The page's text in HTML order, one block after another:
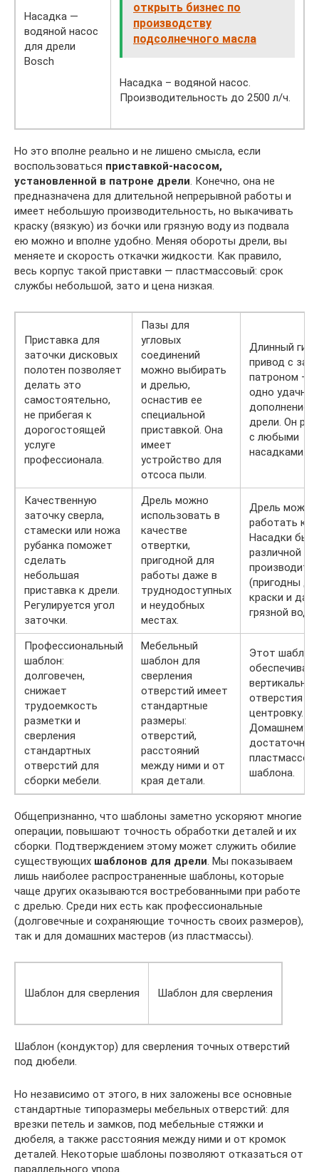
Насадка —
водяной насос
для дрели
Bosch
открыть бизнес по
производству
подсолнечного масла
Насадка – водяной насос.
Производительность до 2500 л/ч.
Но это вполне реально и не лишено смысла, если
воспользоваться приставкой-насосом,
установленной в патроне дрели. Конечно, она не
предназначена для длительной непрерывной работы и
имеет небольшую производительность, но выкачивать
краску (вязкую) из бочки или грязную воду из подвала
ею можно и вполне удобно. Меняя обороты дрели, вы
меняете и скорость откачки жидкости. Как правило,
весь корпус такой приставки — пластмассовый: срок
службы небольшой, зато и цена низкая.
Приставка для
заточки дисковых
полотен позволяет
делать это
самостоятельно,
не прибегая к
дорогостоящей
услуге
профессионала.
Пазы для
угловых
соединений
можно выбирать
и дрелью,
оснастив ее
специальной
приставкой. Она
имеет
устройство для
отсоса пыли.
Длинный
привод с
патроном —
одно удачное
дополнение
дрели. Он
с любыми
насадками.
Качественную
заточку сверла,
стамески или ножа
рубанка поможет
сделать
небольшая
приставка к дрели.
Регулируется угол
заточки.
Дрель можно
использовать в
качестве
отвертки,
пригодной для
работы даже в
труднодоступных
и неудобных
местах.
Дрель может
работать
Насадки
различной
(пригодны
краски и
грязной
Профессиональный
шаблон:
долговечен,
снижает
трудоемкость
разметки и
сверления
стандартных
отверстий для
сборки мебели.
Мебельный
шаблон для
сверления
отверстий имеет
стандартные
размеры:
отверстий,
расстояний
между ними и от
края детали.
Этот шаблон
обеспечивает
отверстия и
центровку.
Домашнему
достаточно и
шаблона.
Общепризнанно, что шаблоны заметно ускоряют многие
операции, повышают точность обработки деталей и их
сборки. Подтверждением этому может служить обилие
существующих шаблонов для дрели. Мы показываем
лишь наиболее распространенные шаблоны, которые
чаще других оказываются востребованными при работе
с дрелью. Среди них есть как профессиональные
(долговечные и сохраняющие точность своих размеров),
так и для домашних мастеров (из пластмассы).
Шаблон для сверления Шаблон для сверления
Шаблон (кондуктор) для сверления точных отверстий
под дюбели.
Но независимо от этого, в них заложены все основные
стандартные типоразмеры мебельных отверстий: для
врезки петель и замков, под мебельные стяжки и
дюбеля, а также расстояния между ними и от кромок
деталей. Некоторые шаблоны позволяют отказаться от
параллельного упора.